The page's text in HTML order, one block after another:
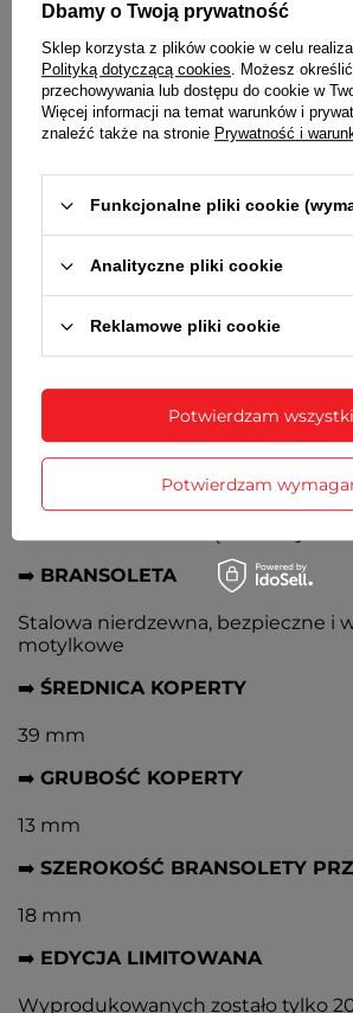
Szafirowe proste o bardzo dużej
zarysowania
Wysokiej jakości stal nierdzewna
srebrnym zdobiona diamentami
TARCZA
W kolorze zielonym, zdobiona
indeksy, wskazówki w kolorze
Wskazówki pokryte
powodującą ich lekkie świecenie
➡️ BRANSOLETA
Stalowa nierdzewna, bezpieczne i
motylkowe
➡️ ŚREDNICA KOPERTY
39 mm
➡️ GRUBOŚĆ KOPERTY
13 mm
➡️ SZEROKOŚĆ BRANSOLETY
18 mm
➡️ EDYCJA LIMITOWANA
Wyprodukowanych zostało tylko
Dbamy o Twoją prywatność
Sklep korzysta z plików cookie w celu
Polityką dotyczącą cookies. Możesz
przechowywania lub dostępu do cookie w
Więcej informacji na temat warunków i
znaleźć także na stronie Prywatność i
Funkcjonalne pliki cookie
Analityczne pliki cookie
Reklamowe pliki cookie
Potwierdzam
Potwierdzam